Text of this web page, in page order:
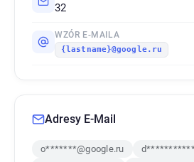
32
WZÓR E-MAILA
{lastname}@google.ru
Adresy E-Mail
o*******@google.ru